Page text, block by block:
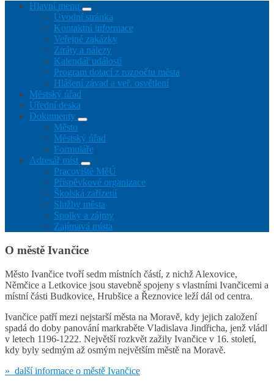
Hlavní menu
Úvodní stránka
Kontaktní informace
Veřejné zakázky
Ztráty a nálezy
Kalendář událostí
Program dotací z rozpočtu města
Hlášení závad a veř. osvětlení
Městský úřad
Úřední deska
Dokumenty
Město
Městský úřad
Formuláře
Adresář míst
Pracoviště MěÚ
Příspěvkové organizace
Školská zařízení
Služby města
Spolky a zájmy
Zajímavá místa
O městě Ivančice
Město Ivančice tvoří sedm místních částí, z nichž Alexovice,
Němčice a Letkovice jsou stavebně spojeny s vlastními Ivančicemi a
místní části Budkovice, Hrubšice a Řeznovice leží dál od centra.
Ivančice patří mezi nejstarší města na Moravě, kdy jejich založení
spadá do doby panování markraběte Vladislava Jindřicha, jenž vládl
v letech 1196-1222. Největší rozkvět zažily Ivančice v 16. století,
kdy byly sedmým až osmým největším městě na Moravě.
» další informace o městě Ivančice